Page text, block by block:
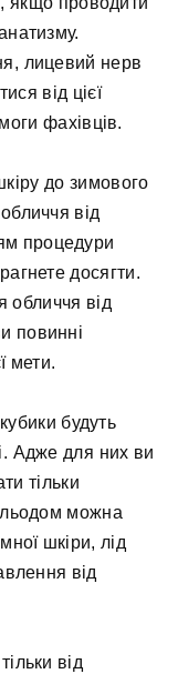
лицевий нерв
від цієї
фахівців.
до зимового
від
процедури
досягти.
обличчя від
повинні
мети.
будуть
Адже для них ви
тільки
льодом можна
шкіри, лід
від
від